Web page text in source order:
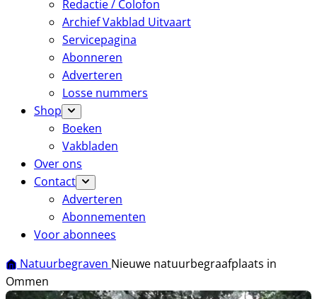
Redactie / Colofon
Archief Vakblad Uitvaart
Servicepagina
Abonneren
Adverteren
Losse nummers
Shop
Boeken
Vakbladen
Over ons
Contact
Adverteren
Abonnementen
Voor abonnees
Natuurbegraven Nieuwe natuurbegraafplaats in
Ommen